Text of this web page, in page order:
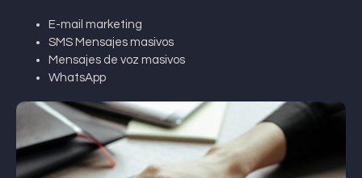
E-mail marketing
SMS Mensajes masivos
Mensajes de voz masivos
WhatsApp